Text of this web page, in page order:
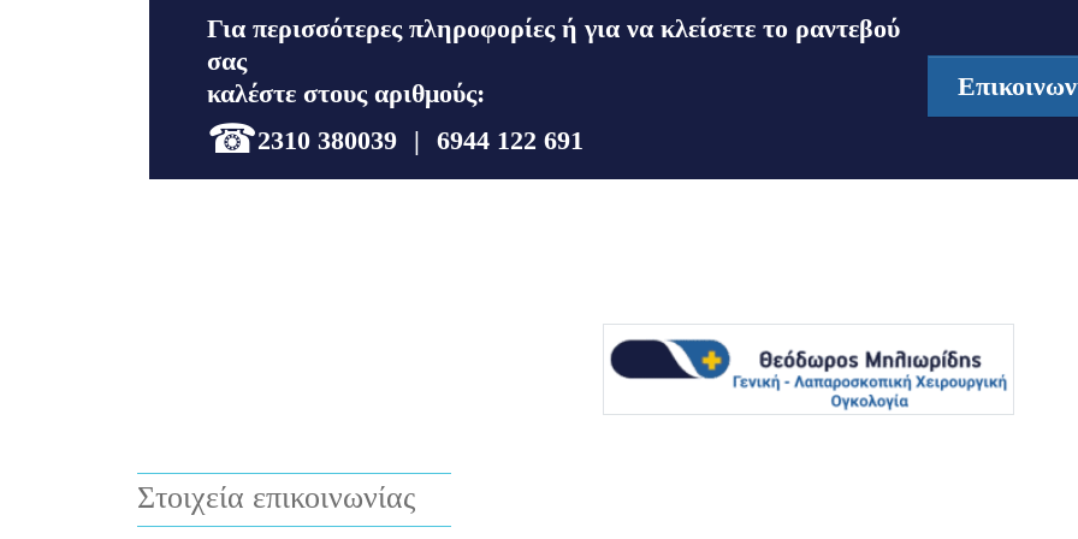
Για περισσότερες πληροφορίες ή για να κλείσετε το ραντεβού
σας
καλέστε στους αριθμούς:
☎2310 380039 | 6944 122 691
Στοιχεία επικοινωνίας